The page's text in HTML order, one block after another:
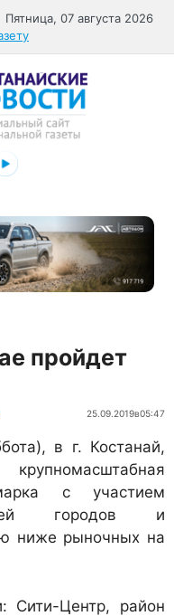
Пятница, 07 августа 2026
пройдет
25.09.2019в05:47
в г. Костанай,
с участием
городов и
ниже рыночных на
Сити-Центр, район